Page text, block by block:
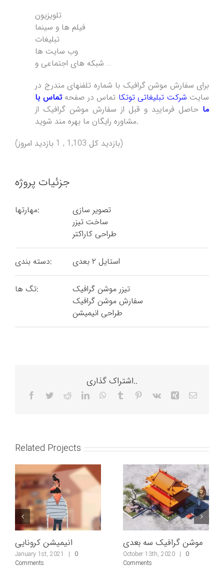
تلویزیون
فیلم ها و سینما
تبلیغات
وب سایت ها
شبکه های اجتماعی و …
برای سفارش موشن گرافیک با شماره تلفنهای مندرج در
سایت شرکت تبلیغاتی توتکا تماس در صفحهتماس با
ما حاصل فرمایید و قبل از سفارش موشن گرافیک از
مشاوره رایگان ما بهره مند شوید.
(بازدید کل 1,103 , 1 بازدید امروز)
جزئیات پروژه
مهارتها:
تصویر سازی
ساخت تیزر
طراحی کاراکتر
دسته بندی: استایل ۲ بعدی
تگ ها:
تیزر موشن گرافیک
سفارش موشن گرافیک
طراحی انیمیشن
اشتراک گذاری..
Facebook
TwitterRedditLinkedInWhatsApp
Tumblr Pinterest
Vk Xing Email
Related Projects
انیمیشن کرونایی
January 1st, 2021 | 0
Comments
موشن گرافیک سه بعدی
October 13th, 2020 | 0
Comments